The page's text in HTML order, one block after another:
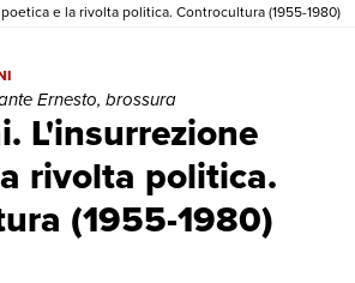
e la rivolta politica. Controcultura (1955-1980)
L'insurrezione
rivolta politica.
(1955-1980)
poetica e la rivolta politica.
Ernesto, brossura